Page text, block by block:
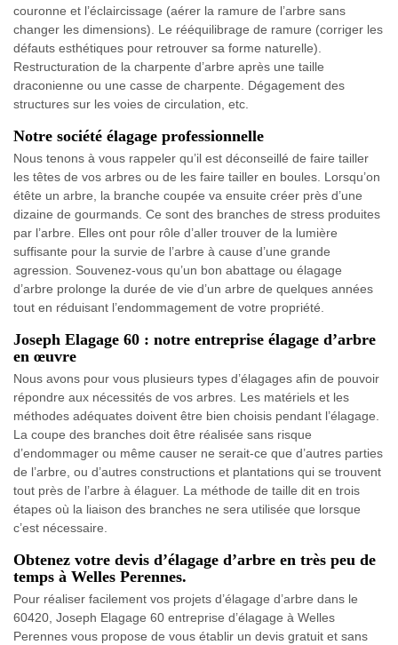
couronne et l’éclaircissage (aérer la ramure de l’arbre sans
changer les dimensions). Le rééquilibrage de ramure (corriger les
défauts esthétiques pour retrouver sa forme naturelle).
Restructuration de la charpente d’arbre après une taille
draconienne ou une casse de charpente. Dégagement des
structures sur les voies de circulation, etc.
Notre société élagage professionnelle
Nous tenons à vous rappeler qu’il est déconseillé de faire tailler
les têtes de vos arbres ou de les faire tailler en boules. Lorsqu’on
étête un arbre, la branche coupée va ensuite créer près d’une
dizaine de gourmands. Ce sont des branches de stress produites
par l’arbre. Elles ont pour rôle d’aller trouver de la lumière
suffisante pour la survie de l’arbre à cause d’une grande
agression. Souvenez-vous qu’un bon abattage ou élagage
d’arbre prolonge la durée de vie d’un arbre de quelques années
tout en réduisant l’endommagement de votre propriété.
Joseph Elagage 60 : notre entreprise élagage d’arbre
en œuvre
Nous avons pour vous plusieurs types d’élagages afin de pouvoir
répondre aux nécessités de vos arbres. Les matériels et les
méthodes adéquates doivent être bien choisis pendant l’élagage.
La coupe des branches doit être réalisée sans risque
d’endommager ou même causer ne serait-ce que d’autres parties
de l’arbre, ou d’autres constructions et plantations qui se trouvent
tout près de l’arbre à élaguer. La méthode de taille dit en trois
étapes où la liaison des branches ne sera utilisée que lorsque
c’est nécessaire.
Obtenez votre devis d’élagage d’arbre en très peu de
temps à Welles Perennes.
Pour réaliser facilement vos projets d’élagage d’arbre dans le
60420, Joseph Elagage 60 entreprise d’élagage à Welles
Perennes vous propose de vous établir un devis gratuit et sans